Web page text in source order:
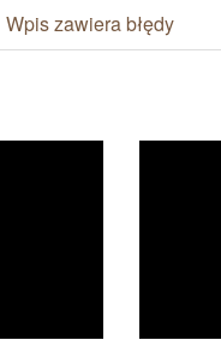
Wpis zawiera błędy